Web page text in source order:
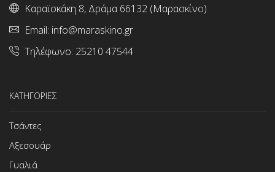
Καραϊσκάκη 8, Δράμα 66132 (Μαρασκίνο)
Email: info@maraskino.gr
Τηλέφωνο: 25210 47544
ΚΑΤΗΓΟΡΙΕΣ
Τσάντες
Αξεσουάρ
Γυαλιά